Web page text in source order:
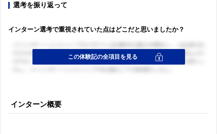
選考を振り返って
インターン選考で重視されていた点はどこだと思いましたか？
インターン概要